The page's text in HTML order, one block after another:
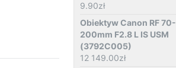
9.90zł
Obiektyw Canon RF 70-
200mm F2.8 L IS USM
(3792C005)
12 149.00zł